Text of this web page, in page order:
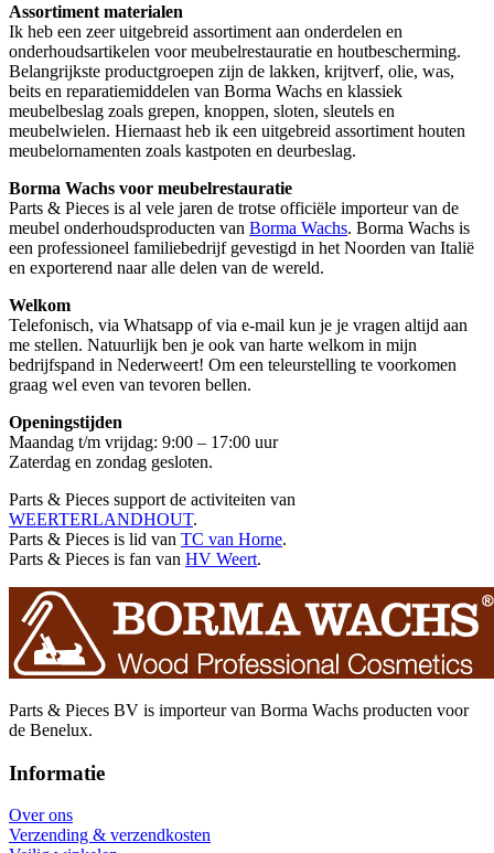
Assortiment materialen
Ik heb een zeer uitgebreid assortiment aan onderdelen en
onderhoudsartikelen voor meubelrestauratie en houtbescherming.
Belangrijkste productgroepen zijn de lakken, krijtverf, olie, was,
beits en reparatiemiddelen van Borma Wachs en klassiek
meubelbeslag zoals grepen, knoppen, sloten, sleutels en
meubelwielen. Hiernaast heb ik een uitgebreid assortiment houten
meubelornamenten zoals kastpoten en deurbeslag.
Borma Wachs voor meubelrestauratie
Parts & Pieces is al vele jaren de trotse officiële importeur van de
meubel onderhoudsproducten van Borma Wachs. Borma Wachs is
een professioneel familiebedrijf gevestigd in het Noorden van Italië
en exporterend naar alle delen van de wereld.
Welkom
Telefonisch, via Whatsapp of via e-mail kun je je vragen altijd aan
me stellen. Natuurlijk ben je ook van harte welkom in mijn
bedrijfspand in Nederweert! Om een teleurstelling te voorkomen
graag wel even van tevoren bellen.
Openingstijden
Maandag t/m vrijdag: 9:00 – 17:00 uur
Zaterdag en zondag gesloten.
Parts & Pieces support de activiteiten van
WEERTERLANDHOUT.
Parts & Pieces is lid van TC van Horne.
Parts & Pieces is fan van HV Weert.
Parts & Pieces BV is importeur van Borma Wachs producten voor
de Benelux.
Informatie
Over ons
Verzending & verzendkosten